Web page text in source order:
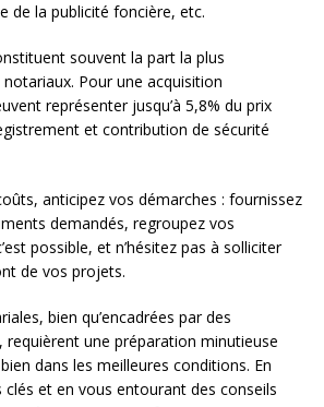
de la publicité foncière, etc.
souvent la part la plus
Pour une acquisition
représenter jusqu’à 5,8% du prix
et contribution de sécurité
anticipez vos démarches : fournissez
demandés, regroupez vos
possible, et n’hésitez pas à solliciter
de vos projets.
bien qu’encadrées par des
requièrent une préparation minutieuse
dans les meilleures conditions. En
et en vous entourant des conseils